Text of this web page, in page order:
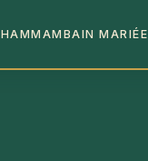
HAMMAM BAIN MARIÉE